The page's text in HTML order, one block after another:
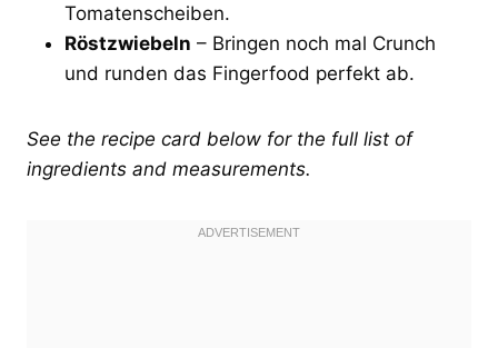
Tomatenscheiben.
Röstzwiebeln – Bringen noch mal Crunch
und runden das Fingerfood perfekt ab.
See the recipe card below for the full list of
ingredients and measurements.